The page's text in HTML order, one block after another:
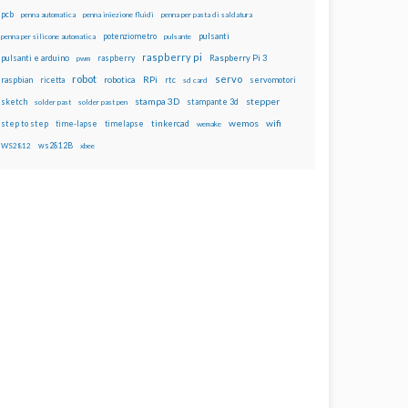
pcb penna automatica penna iniezione fluidi penna per pasta di saldatura
penna per silicone automatica potenziometro pulsante pulsanti
pulsanti e arduino pwm raspberry raspberry pi Raspberry Pi 3
raspbian ricetta robot robotica RPi rtc sd card servo servomotori
sketch solder past solder past pen stampa 3D stampante 3d stepper
step to step time-lapse timelapse tinkercad wemake wemos wifi
WS2812 ws2812B xbee